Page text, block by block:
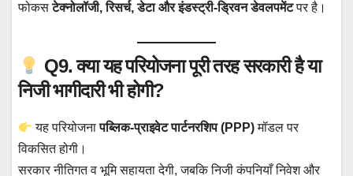
फोकसटेक्नोलॉजी, रिसर्च, डेटा और इंडस्ट्री-ड्रिवन डेवलपमेंटपर है।
Q9. क्या यह परियोजना पूरी तरह सरकारी है या
निजी भागीदारी भी होगी?
यह परियोजनापब्लिक-प्राइवेट पार्टनरशिप (PPP)मॉडल पर
विकसित होगी।
सरकार नीतिगत व भूमि सहायता देगी, जबकि निजी कंपनियाँ निवेश और